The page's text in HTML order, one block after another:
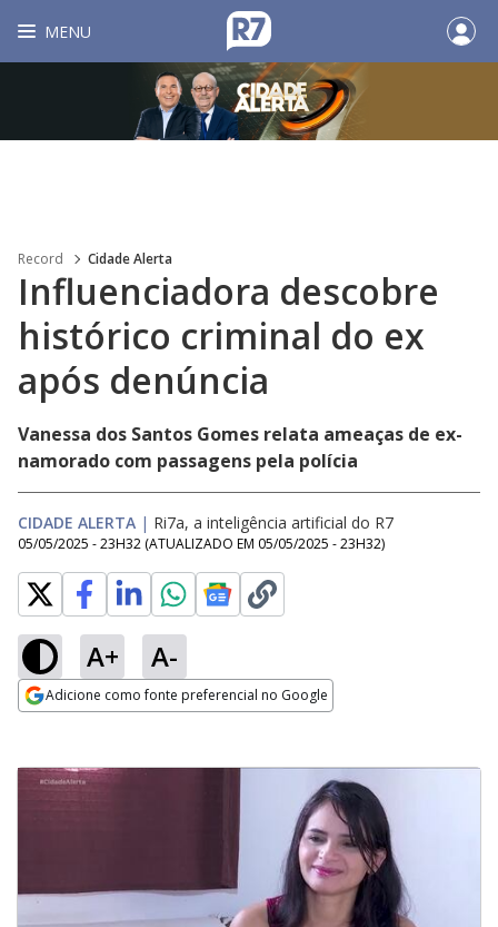
MENU
Record Cidade Alerta
Influenciadora descobre
histórico criminal do ex
após denúncia
Vanessa dos Santos Gomes relata ameaças de ex-
namorado com passagens pela polícia
CIDADE ALERTA | Ri7a, a inteligência artificial do R7
05/05/2025 - 23H32 (ATUALIZADO EM 05/05/2025 - 23H32)
A+ A-
Adicione como fonte preferencial no Google